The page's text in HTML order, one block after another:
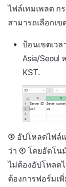
ไฟล์เทมเพลต ก
สามารถเลือกเข
ป้อนเขตเวล
Asia/Seoul
KST.
③ อัปโหลดไฟล์
ว่า ④ โดยอัตโน
ไม่ต้องอัปโหลด
ต้องการฟอร์มเ